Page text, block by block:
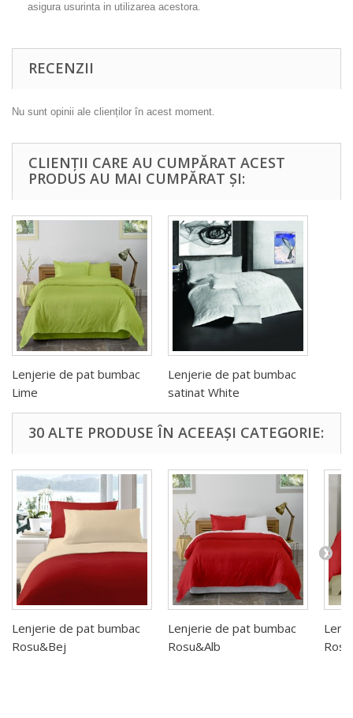
asigura usurinta in utilizarea acestora.
RECENZII
Nu sunt opinii ale clienților în acest moment.
CLIENȚII CARE AU CUMPĂRAT ACEST
PRODUS AU MAI CUMPĂRAT ȘI:
Lenjerie de pat bumbac
Lime
Lenjerie de pat bumbac
satinat White
30 ALTE PRODUSE ÎN ACEEAȘI CATEGORIE:
Lenjerie de pat bumbac
Rosu&Bej
Lenjerie de pat bumbac
Rosu&Alb